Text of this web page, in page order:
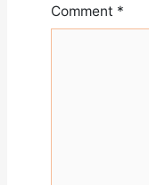
Comment *